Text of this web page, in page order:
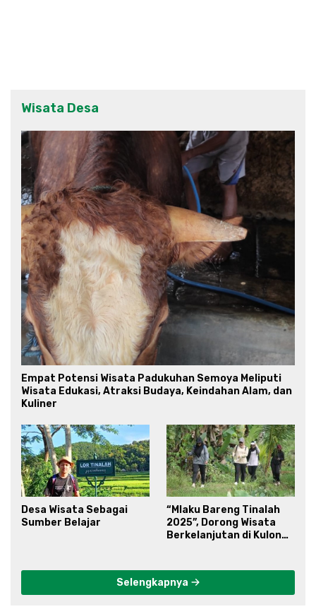
Wisata Desa
Empat Potensi Wisata Padukuhan Semoya Meliputi
Wisata Edukasi, Atraksi Budaya, Keindahan Alam, dan
Kuliner
Desa Wisata Sebagai
Sumber Belajar
“Mlaku Bareng Tinalah
2025”, Dorong Wisata
Berkelanjutan di Kulon
Selengkapnya